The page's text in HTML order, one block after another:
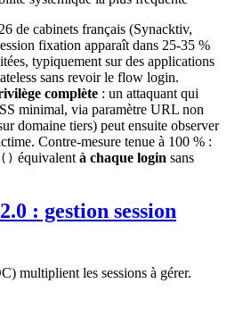
de cabinets français (Synacktiv,
fixation apparaît dans 25-35 %
typiquement sur des applications
sans revoir le flow login.
complète : un attaquant qui
minimal, via paramètre URL non
domaine tiers) peut ensuite observer
Contre-mesure tenue à 100 % :
équivalent à chaque login sans
: gestion session
multiplient les sessions à gérer.